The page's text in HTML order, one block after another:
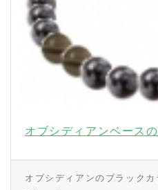
オブシディアンベース
オブシディアンのブラック